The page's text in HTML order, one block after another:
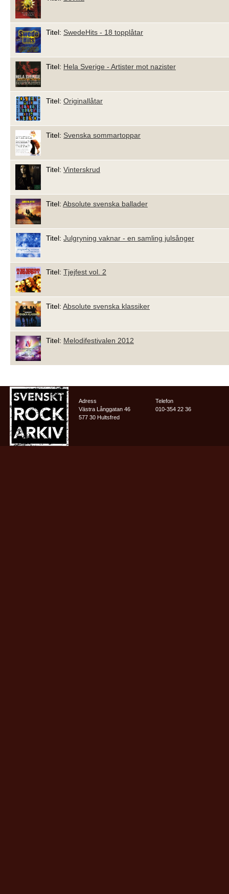
Titel: SwedeHits - 18 topplåtar
Titel: Hela Sverige - Artister mot nazister
Titel: Originallåtar
Titel: Svenska sommartoppar
Titel: Vinterskrud
Titel: Absolute svenska ballader
Titel: Julgryning vaknar - en samling julsånger
Titel: Tjejfest vol. 2
Titel: Absolute svenska klassiker
Titel: Melodifestivalen 2012
Adress
Västra Långgatan 46
577 30 Hultsfred
Telefon
010-354 22 36